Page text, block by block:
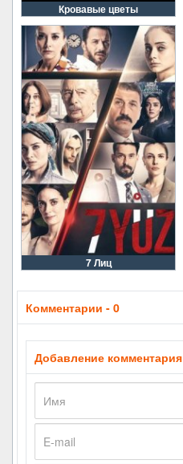
Кровавые цветы
7 Лиц
Комментарии - 0
Добавление комментария